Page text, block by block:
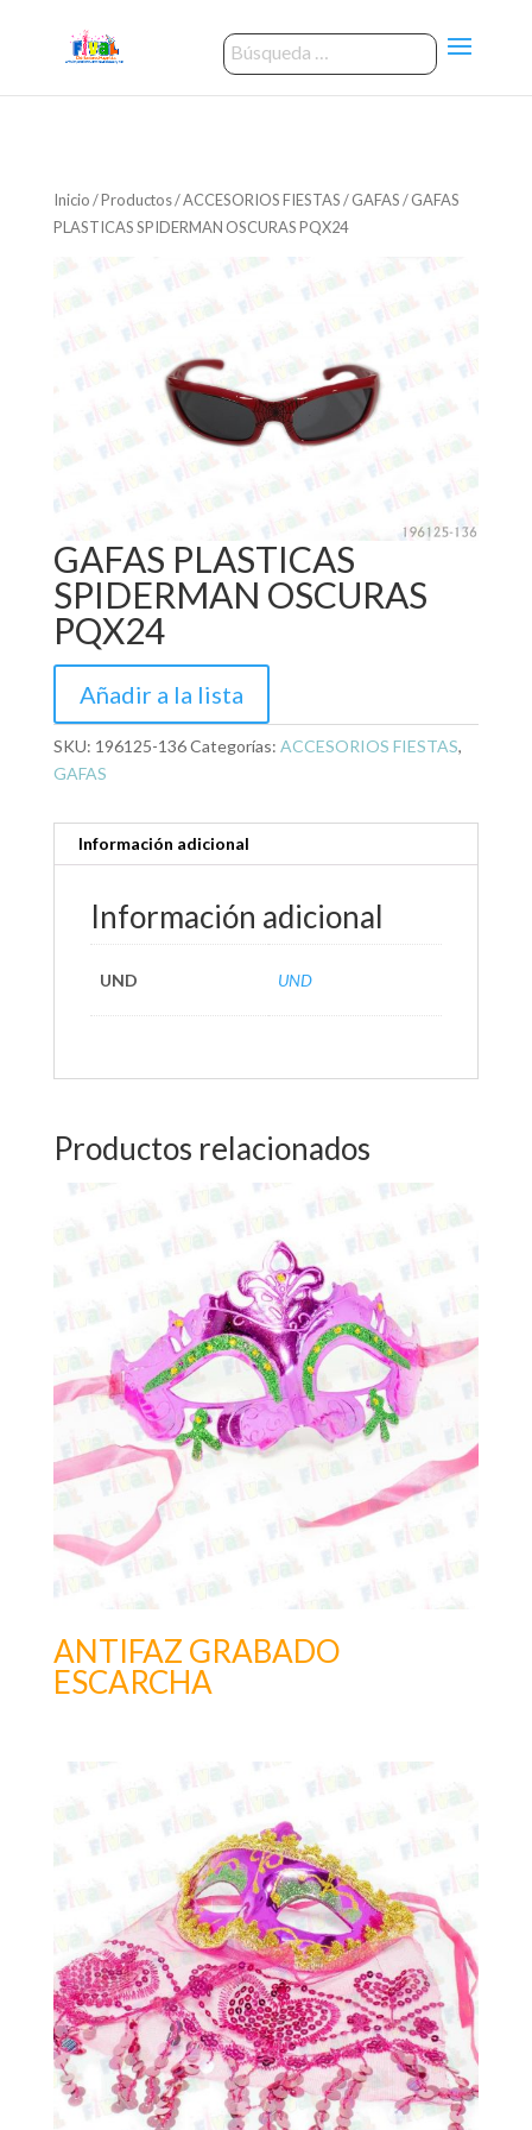
Inicio/Productos/ACCESORIOS FIESTAS/GAFAS/ GAFAS
PLASTICAS SPIDERMAN OSCURAS PQX24
GAFAS PLASTICAS
SPIDERMAN OSCURAS
PQX24
Añadir a la lista
SKU: 196125-136Categorías: ACCESORIOS FIESTAS,
GAFAS
Información adicional
Información adicional
UND UND
Productos relacionados
ANTIFAZ GRABADO
ESCARCHA